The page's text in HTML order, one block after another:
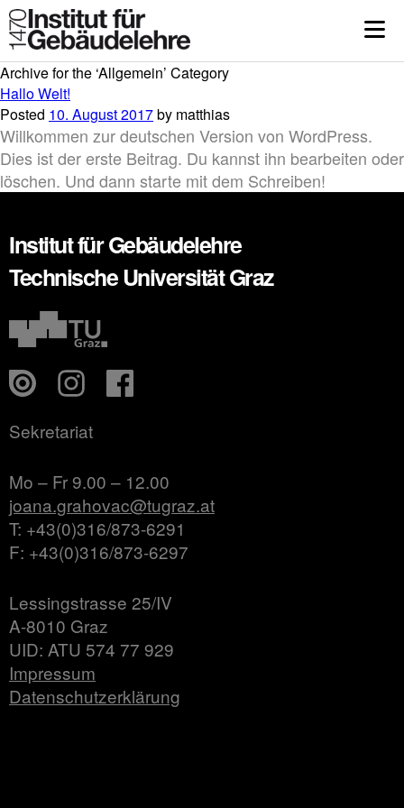
Archive for the ‘Allgemein’ Category
Hallo Welt!
Posted 10. August 2017by matthias
Willkommen zur deutschen Version von WordPress.
Dies ist der erste Beitrag. Du kannst ihn bearbeiten oder
löschen. Und dann starte mit dem Schreiben!
Institut für Gebäudelehre
Technische Universität Graz
Sekretariat
Mo – Fr 9.00 – 12.00
joana.grahovac@tugraz.at
T: +43(0)316/873-6291
F: +43(0)316/873-6297
Lessingstrasse 25/IV
A-8010 Graz
UID: ATU 574 77 929
Impressum
Datenschutzerklärung